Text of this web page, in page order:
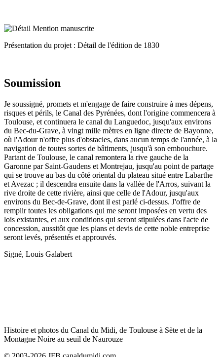
Présentation du projet : Détail de l'édition de 1830
Soumission
Je soussigné, promets et m'engage de faire construire à mes dépens,
risques et périls, le Canal des Pyrénées, dont l'origine commencera à
Toulouse, et continuera le canal du Languedoc, jusqu'aux environs
du Bec-du-Grave, à vingt mille mètres en ligne directe de Bayonne,
où l'Adour n'offre plus d'obstacles, dans aucun temps de l'année, à la
navigation de toutes sortes de bâtiments, jusqu'à son embouchure.
Partant de Toulouse, le canal remontera la rive gauche de la
Garonne par Saint-Gaudens et Montrejau, jusqu'au point de partage
qui se trouve au bas du côté oriental du plateau situé entre Labarthe
et Avezac ; il descendra ensuite dans la vallée de l'Arros, suivant la
rive droite de cette rivière, ainsi que celle de l'Adour, jusqu'aux
environs du Bec-de-Grave, dont il est parlé ci-dessus. J'offre de
remplir toutes les obligations qui me seront imposées en vertu des
lois existantes, et aux conditions qui seront stipulées dans l'acte de
concession, aussitôt que les plans et devis de cette noble entreprise
seront levés, présentés et approuvés.
Signé, Louis Galabert
Histoire et photos du Canal du Midi, de Toulouse à Sète et de la
Montagne Noire au seuil de Naurouze